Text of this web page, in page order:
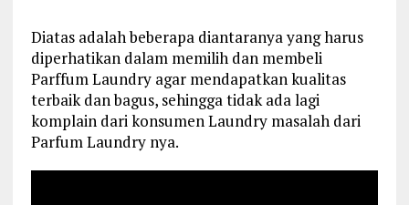
Diatas adalah beberapa diantaranya yang harus
diperhatikan dalam memilih dan membeli
Parffum Laundry agar mendapatkan kualitas
terbaik dan bagus, sehingga tidak ada lagi
komplain dari konsumen Laundry masalah dari
Parfum Laundry nya.